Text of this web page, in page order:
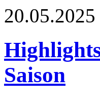
20.05.2025
Saison